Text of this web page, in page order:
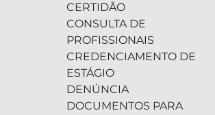
CERTIDÃO
CONSULTA DE
PROFISSIONAIS
CREDENCIAMENTO DE
ESTÁGIO
DENÚNCIA
DOCUMENTOS PARA